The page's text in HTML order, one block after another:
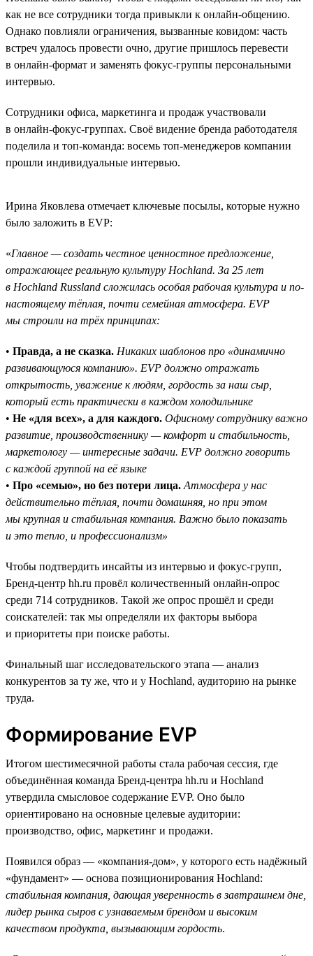
как не все сотрудники тогда привыкли к онлайн-общению.
Однако повлияли ограничения, вызванные ковидом: часть
встреч удалось провести очно, другие пришлось перевести
в онлайн-формат и заменять фокус-группы персональными
интервью.
Сотрудники офиса, маркетинга и продаж участвовали
в онлайн-фокус-группах. Своё видение бренда работодателя
поделила и топ-команда: восемь топ-менеджеров компании
прошли индивидуальные интервью.
Ирина Яковлева отмечает ключевые посылы, которые нужно
было заложить в EVP:
«Главное — создать честное ценностное предложение,
отражающее реальную культуру Hochland. За 25 лет
в Hochland Russland сложилась особая рабочая культура и по-
настоящему тёплая, почти семейная атмосфера. EVP
мы строили на трёх принципах:
• Правда, а не сказка. Никаких шаблонов про «динамично
развивающуюся компанию». EVP должно отражать
открытость, уважение к людям, гордость за наш сыр,
который есть практически в каждом холодильнике
• Не «для всех», а для каждого. Офисному сотруднику важно
развитие, производственнику — комфорт и стабильность,
маркетологу — интересные задачи. EVP должно говорить
с каждой группой на её языке
• Про «семью», но без потери лица. Атмосфера у нас
действительно тёплая, почти домашняя, но при этом
мы крупная и стабильная компания. Важно было показать
и это тепло, и профессионализм»
Чтобы подтвердить инсайты из интервью и фокус-групп,
Бренд-центр hh.ru провёл количественный онлайн-опрос
среди 714 сотрудников. Такой же опрос прошёл и среди
соискателей: так мы определяли их факторы выбора
и приоритеты при поиске работы.
Финальный шаг исследовательского этапа — анализ
конкурентов за ту же, что и у Hochland, аудиторию на рынке
труда.
Формирование EVP
Итогом шестимесячной работы стала рабочая сессия, где
объединённая команда Бренд-центра hh.ru и Hochland
утвердила смысловое содержание EVP. Оно было
ориентировано на основные целевые аудитории:
производство, офис, маркетинг и продажи.
Появился образ — «компания-дом», у которого есть надёжный
«фундамент» — основа позиционирования Hochland:
стабильная компания, дающая уверенность в завтрашнем дне,
лидер рынка сыров с узнаваемым брендом и высоким
качеством продукта, вызывающим гордость.